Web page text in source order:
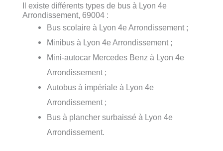
Il existe différents types de bus à Lyon 4e
Arrondissement, 69004 :
Bus scolaire à Lyon 4e Arrondissement ;
Minibus à Lyon 4e Arrondissement ;
Mini-autocar Mercedes Benz à Lyon 4e
Arrondissement ;
Autobus à impériale à Lyon 4e
Arrondissement ;
Bus à plancher surbaissé à Lyon 4e
Arrondissement.